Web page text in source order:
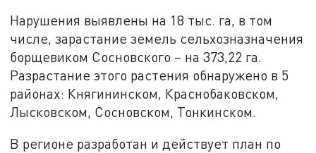
Нарушения выявлены на 18 тыс. га, в том
числе, зарастание земель сельхозназначения
борщевиком Сосновского – на 373,22 га.
Разрастание этого растения обнаружено в 5
районах: Княгининском, Краснобаковском,
Лысковском, Сосновском, Тонкинском.
В регионе разработан и действует план по